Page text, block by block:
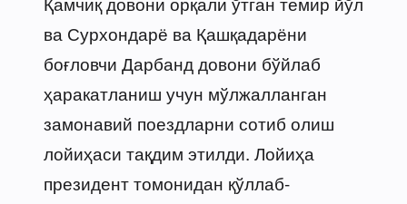
ва Сурхондарё ва Қашқадарёни
боғловчи Дарбанд довони бўйлаб
ҳаракатланиш учун мўлжалланган
замонавий поездларни сотиб олиш
лойиҳаси тақдим этилди. Лойиҳа
президент томонидан қўллаб-